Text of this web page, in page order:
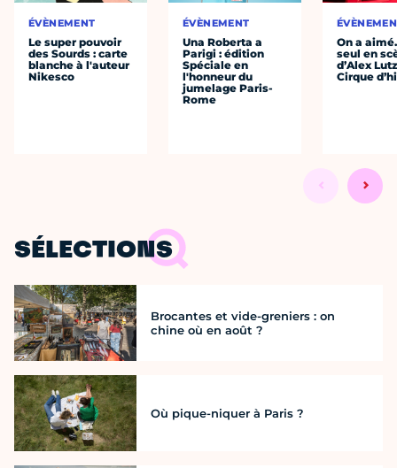
ÉVÈNEMENT
Le super pouvoir
des Sourds : carte
blanche à l'auteur
Nikesco
ÉVÈNEMENT
Una Roberta a
Parigi : édition
Spéciale en
l'honneur du
jumelage Paris-
Rome
On a
seul en
d’Alex
Cirque
SÉLECTIONS
Brocantes et vide-greniers : on
chine où en août ?
Où pique-niquer à Paris ?